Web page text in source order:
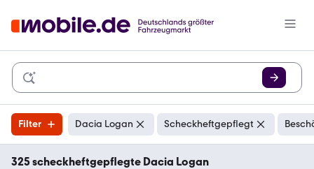
Filter Dacia Logan Scheckheftgepflegt
325 scheckheftgepflegte Dacia Logan